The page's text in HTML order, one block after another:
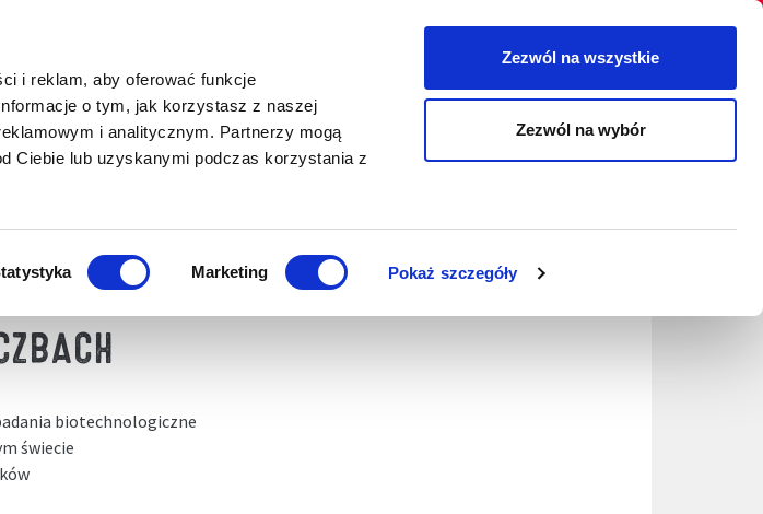
i reklam, aby oferować funkcje
o tym, jak korzystasz z naszej
i analitycznym. Partnerzy mogą
Ciebie lub uzyskanymi podczas korzystania z
Marketing Pokaż szczegóły
Zezwól na wszystkie
Zezwól na wybór
Szukaj
KATALOGI DO POBRANIA
biotechnologiczne
świecie